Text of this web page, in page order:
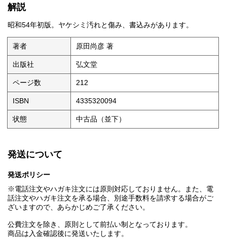
解説
昭和54年初版。ヤケシミ汚れと傷み、書込みがあります。
著者 原田尚彦 著
出版社 弘文堂
ページ数 212
ISBN 4335320094
状態 中古品（並下）
発送について
発送ポリシー
※電話注文やハガキ注文には原則対応しておりません。また、電
話注文やハガキ注文を承る場合、別途手数料を請求する場合がご
ざいますので、あらかじめご了承ください。
公費注文を除き、原則として前払い制となっております。
商品は入金確認後に発送いたします。